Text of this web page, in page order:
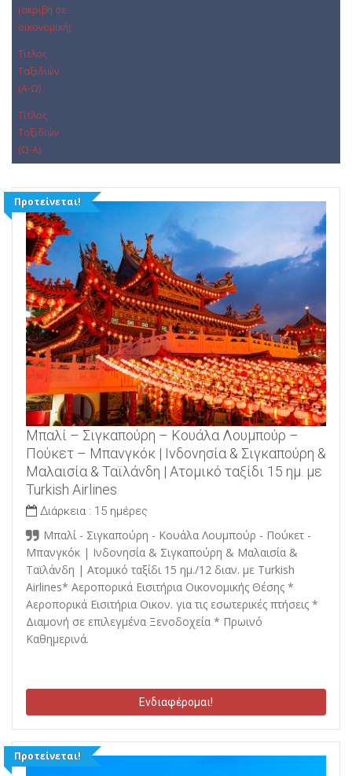
(ακριβή σε
οικονομική)
Τίτλος
Ταξιδιών
(Α-Ω)
Τίτλος
Ταξιδιών
(Ω-Α)
Προτείνεται!
Μπαλί – Σιγκαπούρη – Κουάλα Λουμπούρ –
Πούκετ – Μπανγκόκ | Ινδονησία & Σιγκαπούρη &
Μαλαισία & Ταϊλάνδη | Ατομικό ταξίδι 15 ημ. με
Turkish Airlines
Διάρκεια : 15 ημέρες
Μπαλί - Σιγκαπούρη - Κουάλα Λουμπούρ - Πούκετ -
Μπανγκόκ | Ινδονησία & Σιγκαπούρη & Μαλαισία &
Ταϊλάνδη | Ατομικό ταξίδι 15 ημ./12 διαν. με Turkish
Airlines* Αεροπορικά Εισιτήρια Οικονομικής Θέσης *
Αεροπορικά Εισιτήρια Οικον. για τις εσωτερικές πτήσεις *
Διαμονή σε επιλεγμένα Ξενοδοχεία * Πρωινό
Καθημερινά.
Ενδιαφέρομαι!
Προτείνεται!